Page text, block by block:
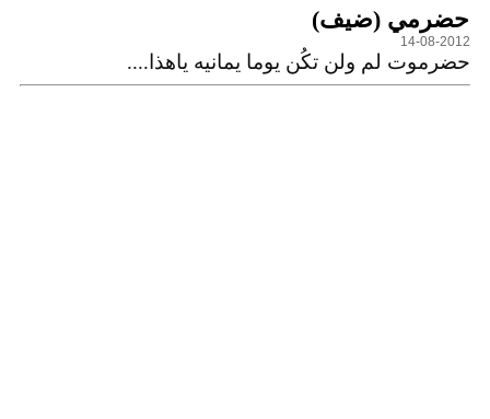
حضرمي (ضيف)
14-08-2012
حضرموت لم ولن تكُن يوما يمانيه ياهذا....